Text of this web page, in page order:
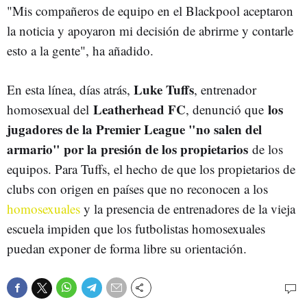
"Mis compañeros de equipo en el Blackpool aceptaron
la noticia y apoyaron mi decisión de abrirme y contarle
esto a la gente", ha añadido.
En esta línea, días atrás, Luke Tuffs, entrenador
homosexual del Leatherhead FC, denunció que los
jugadores de la Premier League "no salen del
armario" por la presión de los propietarios de los
equipos. Para Tuffs, el hecho de que los propietarios de
clubs con origen en países que no reconocen a los
homosexuales y la presencia de entrenadores de la vieja
escuela impiden que los futbolistas homosexuales
puedan exponer de forma libre su orientación.